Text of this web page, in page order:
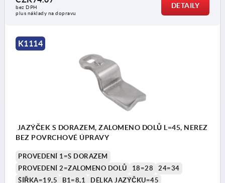
bez DPH
plus náklady na dopravu
DETAILY
K1114
JAZÝČEK S DORAZEM, ZALOMENO DOLŮ L=45, NEREZ
BEZ POVRCHOVÉ ÚPRAVY
PROVEDENÍ 1=S DORAZEM
PROVEDENÍ 2=ZALOMENO DOLŮ
18=28
24=34
ŠÍŘKA=19,5
B1=8,1
DÉLKA JAZÝČKU=45